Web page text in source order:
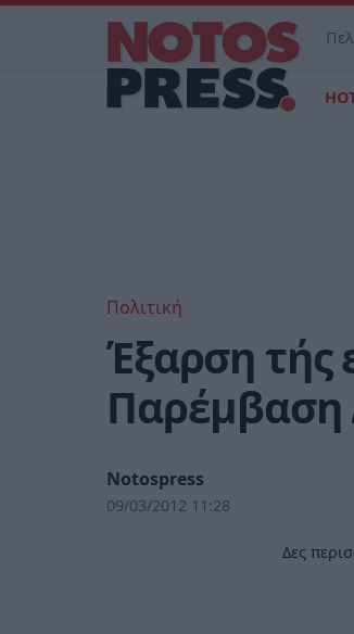
Πολιτική
Έξαρση τής
Notospress
09/03/2012 11:28
Δες